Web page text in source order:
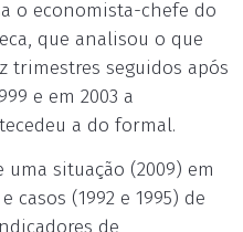
o economista-chefe do
que analisou o que
trimestres seguidos após
e em 2003 a
a do formal.
situação (2009) em
(1992 e 1995) de
de